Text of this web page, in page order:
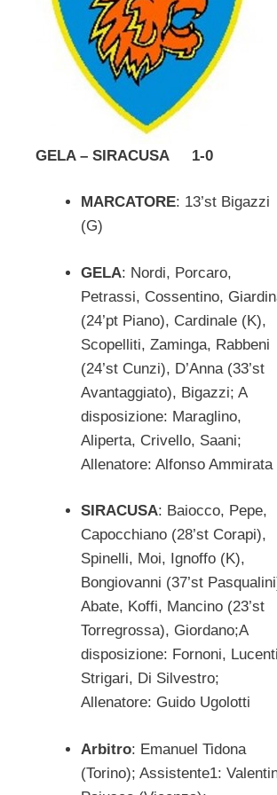
GELA – SIRACUSA 1-0
MARCATORE: 13’st Bigazzi
(G)
GELA: Nordi, Porcaro,
Petrassi, Cossentino,
(24’pt Piano), Cardinale (K),
Scopelliti, Zaminga, Rabbeni
(24’st Cunzi), D’Anna (33’st
Avantaggiato), Bigazzi; A
disposizione: Maraglino,
Aliperta, Crivello, Saani;
Allenatore: Alfonso Ammirata
SIRACUSA: Baiocco, Pepe,
Capocchiano (28’st Corapi),
Spinelli, Moi, Ignoffo (K),
Bongiovanni (37’st
Abate, Koffi, Mancino (23’st
Torregrossa), Giordano;A
disposizione: Fornoni,
Strigari, Di Silvestro;
Allenatore: Guido Ugolotti
Arbitro: Emanuel Tidona
(Torino); Assistente1: